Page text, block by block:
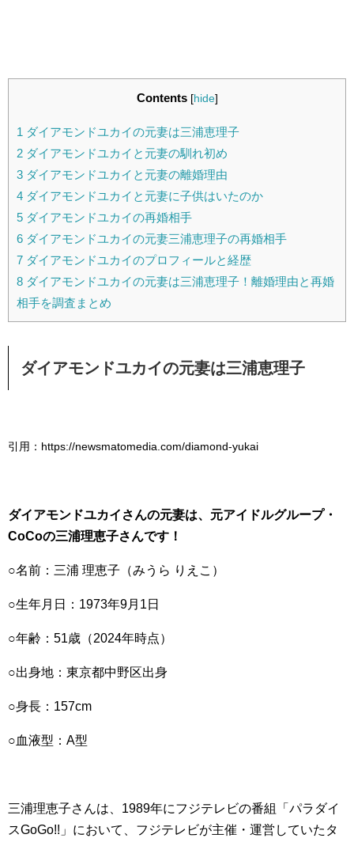
Contents [hide]
1 ダイアモンドユカイの元妻は三浦恵理子
2 ダイアモンドユカイと元妻の馴れ初め
3 ダイアモンドユカイと元妻の離婚理由
4 ダイアモンドユカイと元妻に子供はいたのか
5 ダイアモンドユカイの再婚相手
6 ダイアモンドユカイの元妻三浦恵理子の再婚相手
7 ダイアモンドユカイのプロフィールと経歴
8 ダイアモンドユカイの元妻は三浦恵理子！離婚理由と再婚
相手を調査まとめ
ダイアモンドユカイの元妻は三浦恵理子
引用：https://newsmatomedia.com/diamond-yukai
ダイアモンドユカイさんの元妻は、元アイドルグループ・
CoCoの三浦理恵子さんです！
○名前：三浦 理恵子（みうら りえこ）
○生年月日：1973年9月1日
○年齢：51歳（2024年時点）
○出身地：東京都中野区出身
○身長：157cm
○血液型：A型
三浦理恵子さんは、1989年にフジテレビの番組「パラダイ
スGoGo!!」において、フジテレビが主催・運営していたタ